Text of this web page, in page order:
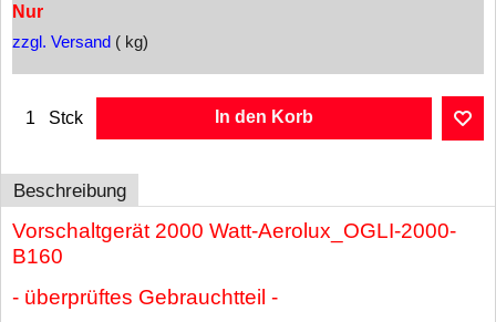
Nur
zzgl. Versand kg
Stck In den Korb
Beschreibung
Vorschaltgerät 2000 Watt-Aerolux_OGLI-2000-
B160
- überprüftes Gebrauchtteil -